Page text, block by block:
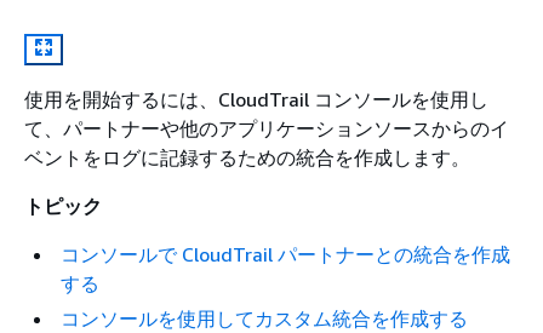
使用を開始するには、CloudTrail コンソールを使用し
て、パートナーや他のアプリケーションソースからのイ
ベントをログに記録するための統合を作成します。
トピック
コンソールで CloudTrail パートナーとの統合を作成
する
コンソールを使用してカスタム統合を作成する